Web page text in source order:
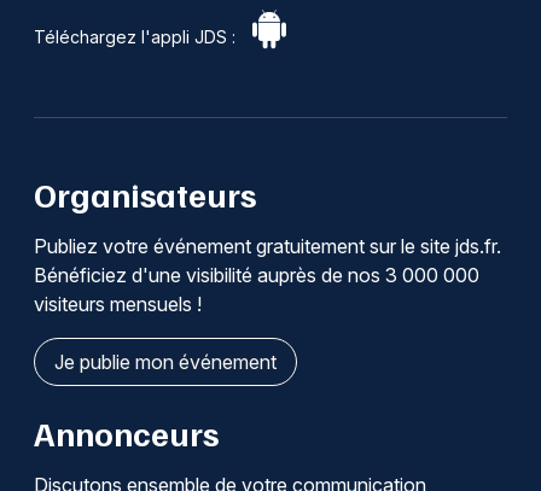
Téléchargez l'appli JDS :
Organisateurs
Publiez votre événement gratuitement sur le site jds.fr.
Bénéficiez d'une visibilité auprès de nos 3 000 000
visiteurs mensuels !
Je publie mon événement
Annonceurs
Discutons ensemble de votre communication